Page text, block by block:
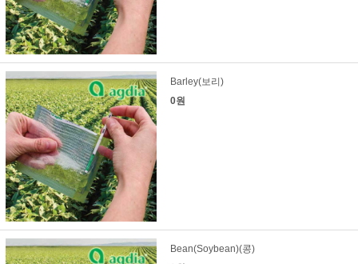
Barley(보리)
0원
Bean(Soybean)(콩)